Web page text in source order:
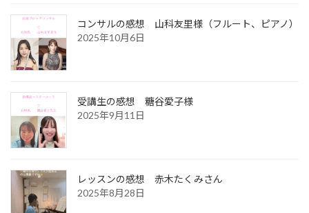
コンサルの感想 山科友里様（フルート、ピアノ）
2025年10月6日
受講生の感想 糖谷愛子様
2025年9月11日
レッスンの感想 赤木たくみさん
2025年8月28日